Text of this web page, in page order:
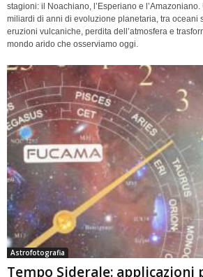
stagioni: il Noachiano, l’Esperiano e
miliardi di anni di evoluzione planetaria, tra oceani
eruzioni vulcaniche, perdita dell’atmosfera e
mondo arido che osserviamo oggi.
Astrofotografia
Tempo Siderale: applicazioni